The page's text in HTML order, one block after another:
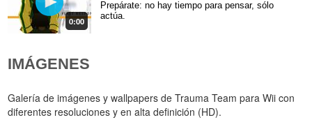
0:00
Prepárate: no hay tiempo para pensar, sólo
actúa.
IMÁGENES
Galería de imágenes y wallpapers de Trauma Team para Wii con
diferentes resoluciones y en alta definición (HD).